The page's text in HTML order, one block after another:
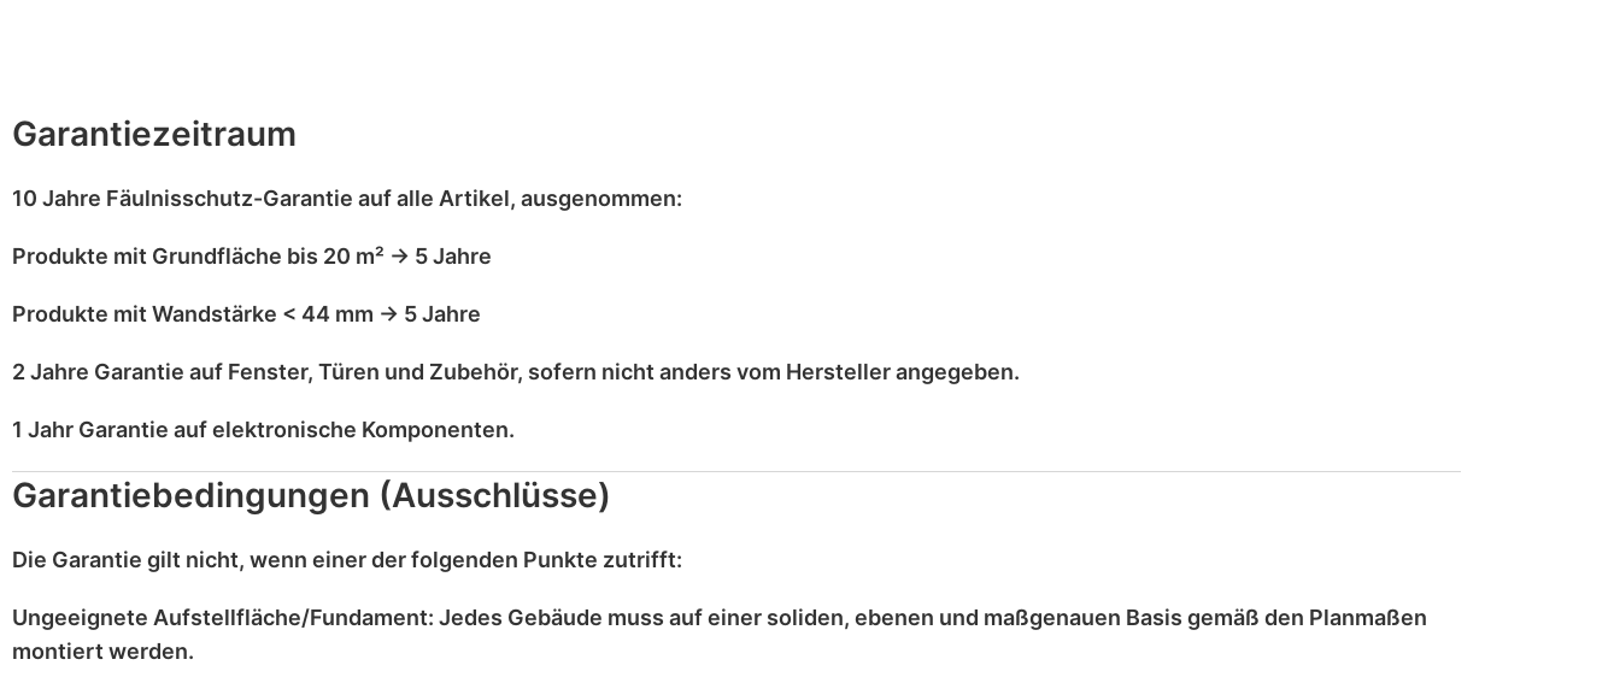
Garantiezeitraum
10 Jahre Fäulnisschutz-Garantie auf alle Artikel, ausgenommen:
Produkte mit Grundfläche bis 20 m² → 5 Jahre
Produkte mit Wandstärke < 44 mm → 5 Jahre
2 Jahre Garantie auf Fenster, Türen und Zubehör, sofern nicht anders vom Hersteller angegeben.
1 Jahr Garantie aufelektronische Komponenten.
Garantiebedingungen (Ausschlüsse)
Die Garantie gilt nicht, wenn einer der folgenden Punkte zutrifft:
Ungeeignete Aufstellfläche/Fundament: Jedes Gebäude muss auf einer soliden, ebenen und maßgenauen Basis gemäß den Planmaßen
montiert werden.